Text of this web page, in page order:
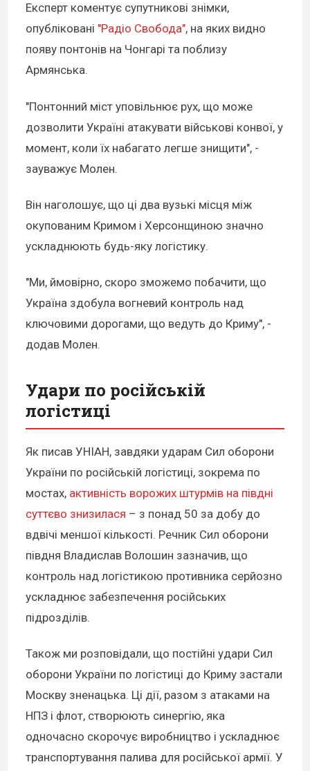
Експерт коментує супутникові знімки,
опубліковані "Радіо Свобода", на яких видно
появу понтонів на Чонгарі та поблизу
Армянська.
"Понтонний міст уповільнює рух, що може
дозволити Україні атакувати військові конвої, у
момент, коли їх набагато легше знищити", -
зауважує Молен.
Він наголошує, що ці два вузькі місця між
окупованим Кримом і Херсонщиною значно
ускладнюють будь-яку логістику.
"Ми, ймовірно, скоро зможемо побачити, що
Україна здобула вогневий контроль над
ключовими дорогами, що ведуть до Криму", -
додав Молен.
Удари по російській
логістиці
Як писав УНІАН, завдяки ударам Сил оборони
України по російській логістиці, зокрема по
мостах, активність ворожих штурмів на півдні
суттєво знизилася – з понад 50 за добу до
вдвічі меншої кількості. Речник Сил оборони
півдня Владислав Волошин зазначив, що
контроль над логістикою противника серйозно
ускладнює забезпечення російських
підрозділів.
Також ми розповідали, що постійні удари Сил
оборони України по логістиці до Криму застали
Москву зненацька. Ці дії, разом з атаками на
НПЗ і флот, створюють синергію, яка
одночасно скорочує виробництво і ускладнює
транспортування палива для російської армії. У